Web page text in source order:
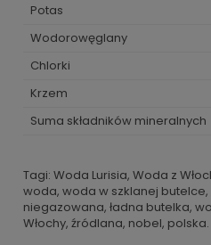
Potas
Wodorowęglany
Chlorki
Krzem
Suma składników mineralnych
Tagi: Woda Lurisia, Woda z
woda, woda w szklanej
niegazowana, ładna butelka,
Włochy, źródlana, nobel, polska.